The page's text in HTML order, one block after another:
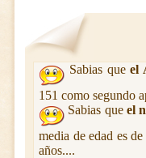
Sabias queel
151 como segundo
Sabias que el
media de edad es
años....